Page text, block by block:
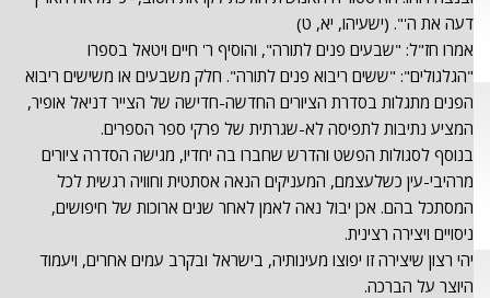
דעה את ה'". (ישעיהו, יא, ט)
אמרו חז"ל: "שבעים פנים לתורה", והוסיף ר' חיים ויטאל בספרו
"הגלגולים": "ששים ריבוא פנים לתורה". חלק משבעים או משישים ריבוא
הפנים מתגלות בסדרת הציורים החדשה-חדישה של הצייר דניאל אופיר,
המציע נתיבות לתפיסה לא-שגרתית של פרקי ספר הספרים.
בנוסף לסגולות הפשט והדרש שחברו בה יחדיו, מגישה הסדרה ציורים
מרהיבי-עין כשלעצמם, המעניקים הנאה אסתטית וחוויה רגשית לכל
המסתכל בהם. אכן יבול נאה לאמן לאחר שנים ארוכות של חיפושים,
ניסויים ויצירה רצינית.
יהי רצון שיצירה זו יפוצו מעינותיה, בישראל ובקרב עמים אחרים, ויעמוד
היוצר על הברכה.